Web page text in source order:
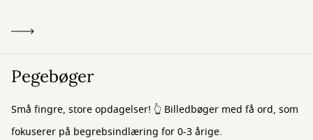
Pegebøger
Små fingre, store opdagelser! 👆 Billedbøger med få ord, som
fokuserer på begrebsindlæring for 0-3 årige.